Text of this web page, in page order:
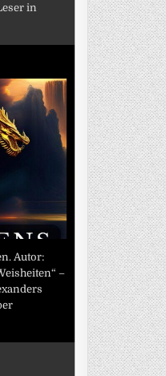
in
Autor:
–